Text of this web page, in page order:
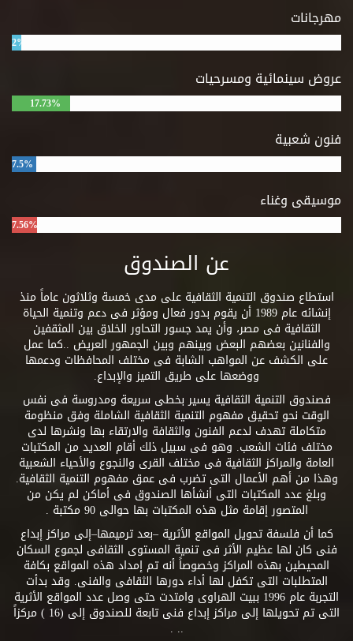
مهرجانات
2%
عروض سينمائية ومسرحيات
17.73%
فنون شعبية
7.5%
موسيقى وغناء
7.56%
عن الصندوق
استطاع صندوق التنمية الثقافية على مدى خمسة وثلاثون عاماً منذ
إنشائه عام 1989 أن يقوم بدور فعال ومؤثر فى دعم وتنمية الحياة
الثقافية فى مصر، وأن يمد جسور التحاور الخلاق بين المثقفين
والفنانين بعضهم البعض وبينهم وبين الجمهور العريض ..كما عمل
على الكشف عن المواهب الشابة فى مختلف المحافظات ودعمها
ووضعها على طريق التميز والإبداع.
فصندوق التنمية الثقافية يسير بخطى سريعة ومدروسة فى نفس
الوقت نحو تحقيق مفهوم التنمية الثقافية الشاملة وفق منظومة
متكاملة تهدف لدعم الفنون والثقافة والارتقاء بها ونشرها لدى
مختلف فئات الشعب. وهو فى سبيل ذلك أقام العديد من المكتبات
العامة والمراكز الثقافية فى مختلف القرى والنجوع والأحياء الشعبية
وهذا من أهم الأعمال التى تضرب فى عمق مفهوم التنمية الثقافية.
وبلغ عدد المكتبات التى أنشأها الصندوق فى أماكن لم يكن من
المتصور إقامة مثل هذه المكتبات بها حوالى 90 مكتبة .
كما أن فلسفة تحويل المواقع الأثرية –بعد ترميمها–إلى مراكز إبداع
فنى كان لها عظيم الأثر فى تنمية المستوى الثقافى لجموع السكان
المحيطين بهذه المراكز وخصوصاً أنه تم إمداد هذه المواقع بكافة
المتطلبات التى تكفل لها أداء دورها الثقافى والفنى. وقد بدأت
التجربة عام 1996 ببيت الهراوى وامتدت حتى وصل عدد المواقع الأثرية
التى تم تحويلها إلى مراكز إبداع فنى تابعة للصندوق إلى (16 ) مركزاً
.. .